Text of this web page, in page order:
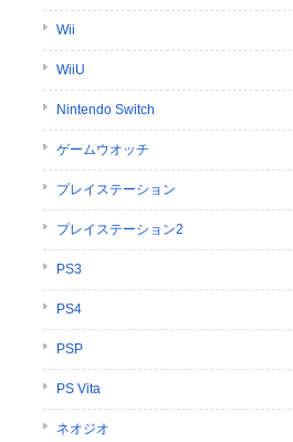
Wii
WiiU
Nintendo Switch
ゲームウオッチ
プレイステーション
プレイステーション2
PS3
PS4
PSP
PS Vita
ネオジオ